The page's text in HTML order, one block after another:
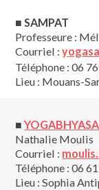
■ SAMPAT
Professeure :
Courriel :
Téléphone : 06
Lieu : Mouans-
■YOGABHYASA
Nathalie Moulis
Courriel :
Téléphone : 06
Lieu : Sophia